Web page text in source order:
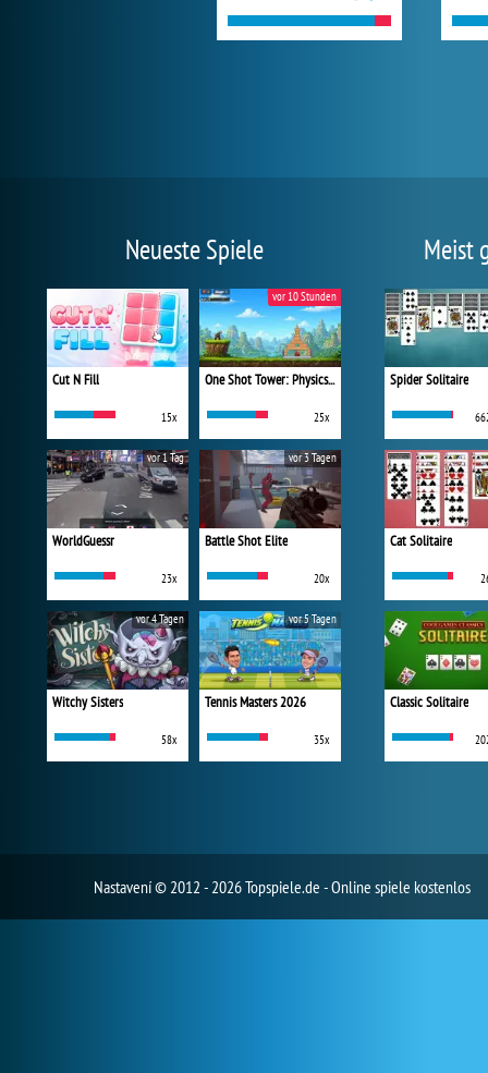
Neueste Spiele
Cut N Fill
15x
One Shot Tower: Physics Destroyer
25x
vor 10 Stunden
WorldGuessr
23x
vor 1 Tag
Battle Shot Elite
20x
vor 3 Tagen
Witchy Sisters
58x
vor 4 Tagen
Tennis Masters 2026
35x
vor 5 Tagen
Meist
Spider Solitaire
Cat Solitaire
Classic Solitaire
Nastavení© 2012 - 2026 Topspiele.de - Online spiele kostenlos